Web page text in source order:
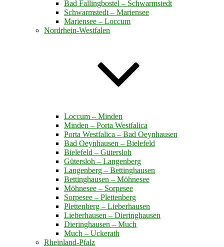
Bad Fallingbostel – Schwarmstedt
Schwarmstedt – Mariensee
Mariensee – Loccum
Nordrhein-Westfalen
Loccum – Minden
Minden – Porta Westfalica
Porta Westfalica – Bad Oeynhausen
Bad Oeynhausen – Bielefeld
Bielefeld – Gütersloh
Gütersloh – Langenberg
Langenberg – Bettinghausen
Bettinghausen – Möhnesee
Möhnesee – Sorpesee
Sorpesee – Plettenberg
Plettenberg – Lieberhausen
Lieberhausen – Dieringhausen
Dieringhausen – Much
Much – Uckerath
Rheinland-Pfalz